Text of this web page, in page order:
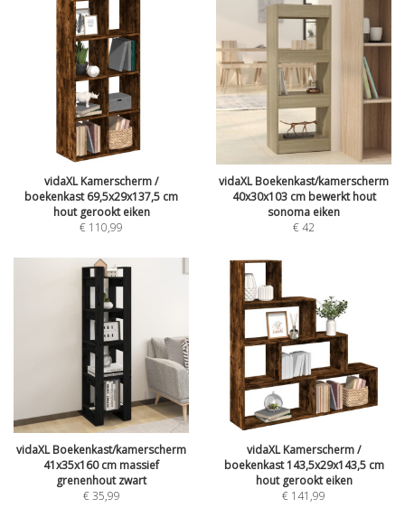
vidaXL Kamerscherm /
boekenkast 69,5x29x137,5 cm
hout gerookt eiken
€ 110,99
vidaXL Boekenkast/kamerscherm
40x30x103 cm bewerkt hout
sonoma eiken
€42
vidaXL Boekenkast/kamerscherm
41x35x160 cm massief
grenenhout zwart
€35,99
vidaXL Kamerscherm /
boekenkast 143,5x29x143,5 cm
hout gerookt eiken
€ 141,99